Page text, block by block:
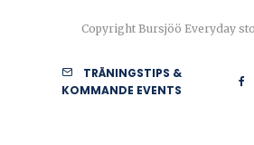
Copyright Bursjöö Everyday
TRÄNINGSTIPS &
KOMMANDE EVENTS